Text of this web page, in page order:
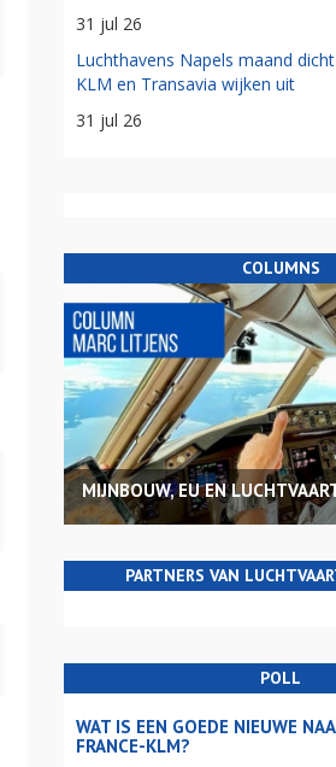
31 jul 26
Luchthavens Napels maand
KLM en Transavia wijken uit
31 jul 26
COLUMNS
MIJNBOUW, EU EN
PARTNERS VAN
POLL
WAT IS EEN GOEDE NIEUWE
FRANCE-KLM?